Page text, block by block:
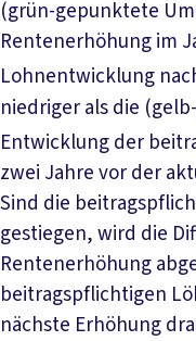
(grün-gepunktete
Rentenerhöhung im
Lohnentwicklung
niedriger als die
Entwicklung der
zwei Jahre vor der
Sind die
gestiegen, wird die
Rentenerhöhung
beitragspflichtigen
nächste Erhöhung